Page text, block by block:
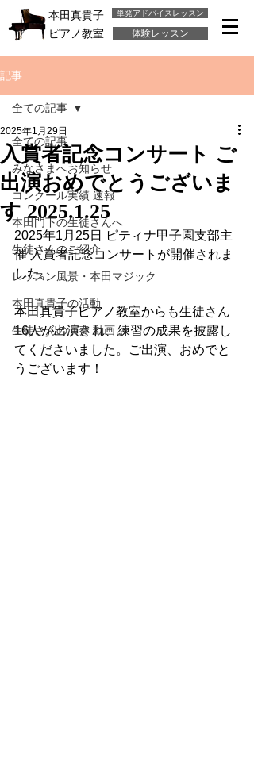
単発アドバイスレッスン
本田真貴子
ピアノ教室
体験レッスン
記事
全ての記事
みなさまへお知らせ
コンクール実績 速報
本田門下の生徒さんへ
生徒さんのご紹介
レッスン風景・本田マジック
本田真貴子の活動
生徒さんの演奏 動画
全ての記事
入賞者記念コンサート ご
出演おめでとうございま
す 2025.1.25
2025年1月29日
2025年1月25日 ピティナ甲子園支部主
催 入賞者記念コンサートが開催されま
した。
本田真貴子ピアノ教室からも生徒さん
16人が出演され、練習の成果を披露し
てくださいました。ご出演、おめでと
うございます！